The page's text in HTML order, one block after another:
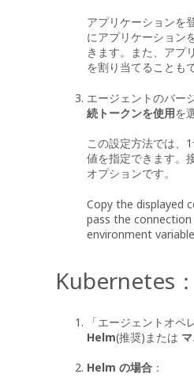
アプリケーションを
にアプリケーション
きます。また、アプ
を割り当てることも
エージェントのバー
続トークンを使用を
この設定方法では、
値を指定できます。
オプションです。
Copy the displayed
pass the
environment
Kubernetes
「エージェントオペ
Helm(推奨)または
Helm の場合 ：